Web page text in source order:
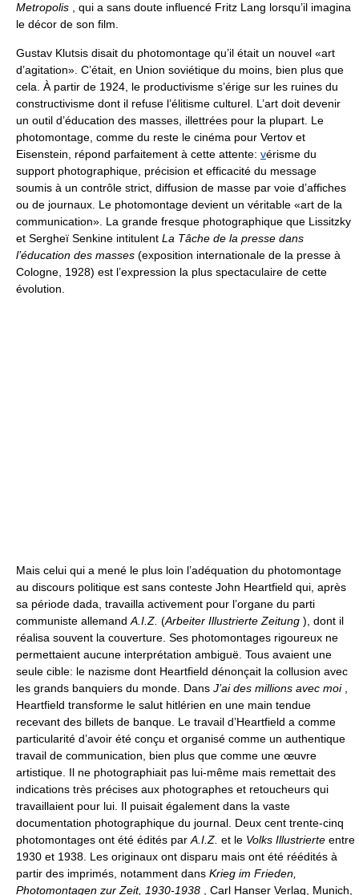
Metropolis , qui a sans doute influencé Fritz Lang lorsqu’il imagina
le décor de son film.
Gustav Klutsis disait du photomontage qu’il était un nouvel «art
d’agitation». C’était, en Union soviétique du moins, bien plus que
cela. À partir de 1924, le productivisme s’érige sur les ruines du
constructivisme dont il refuse l’élitisme culturel. L’art doit devenir
un outil d’éducation des masses, illettrées pour la plupart. Le
photomontage, comme du reste le cinéma pour Vertov et
Eisenstein, répond parfaitement à cette attente: vérisme du
support photographique, précision et efficacité du message
soumis à un contrôle strict, diffusion de masse par voie d’affiches
ou de journaux. Le photomontage devient un véritable «art de la
communication». La grande fresque photographique que Lissitzky
et Sergheï Senkine intitulent La Tâche de la presse dans
l’éducation des masses (exposition internationale de la presse à
Cologne, 1928) est l’expression la plus spectaculaire de cette
évolution.
Mais celui qui a mené le plus loin l’adéquation du photomontage
au discours politique est sans conteste John Heartfield qui, après
sa période dada, travailla activement pour l’organe du parti
communiste allemandA.I.Z. (Arbeiter Illustrierte Zeitung ), dont il
réalisa souvent la couverture. Ses photomontages rigoureux ne
permettaient aucune interprétation ambiguë. Tous avaient une
seule cible: le nazisme dont Heartfield dénonçait la collusion avec
les grands banquiers du monde. Dans J’ai des millions avec moi,
Heartfield transforme le salut hitlérien en une main tendue
recevant des billets de banque. Le travail d’Heartfield a comme
particularité d’avoir été conçu et organisé comme un authentique
travail de communication, bien plus que comme une œuvre
artistique. Il ne photographiait pas lui-même mais remettait des
indications très précises aux photographes et retoucheurs qui
travaillaient pour lui. Il puisait également dans la vaste
documentation photographique du journal. Deux cent trente-cinq
photomontages ont été édités parA.I.Z. et le Volks Illustrierte entre
1930 et 1938. Les originaux ont disparu mais ont été réédités à
partir des imprimés, notamment dans Krieg im Frieden,
Photomontagen zur Zeit, 1930-1938 , Carl Hanser Verlag, Munich,